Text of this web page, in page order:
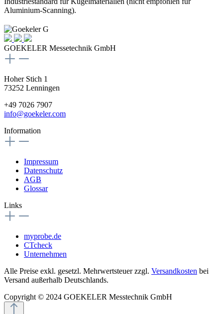
Aluminium-Scanning).
GOEKELER Messetechnik GmbH
Hoher Stich 1
73252 Lenningen
+49 7026 7907
info@goekeler.com
Information
Impressum
Datenschutz
AGB
Glossar
Links
myprobe.de
CTcheck
Unternehmen
Alle Preise exkl. gesetzl. Mehrwertsteuer zzgl. Versandkosten bei
Versand außerhalb Deutschlands.
Copyright © 2024 GOEKELER Messtechnik GmbH